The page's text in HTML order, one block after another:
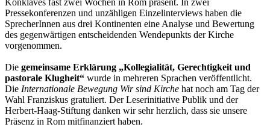
Pressekonferenzen und unzähligen Einzelinterviews haben die
SprecherInnen aus drei Kontinenten eine Analyse und Bewertung
des gegenwärtigen entscheidenden Wendepunkts der Kirche
vorgenommen.
Die gemeinsame Erklärung „Kollegialität, Gerechtigkeit und
pastorale Klugheit“ wurde in mehreren Sprachen veröffentlicht.
Die Internationale Bewegung Wir sind Kirche hat noch am Tag der
Wahl Franziskus gratuliert. Der Leserinitiative Publik und der
Herbert-Haag-Stiftung danken wir sehr herzlich, dass sie unsere
Präsenz in Rom mitfinanziert haben.